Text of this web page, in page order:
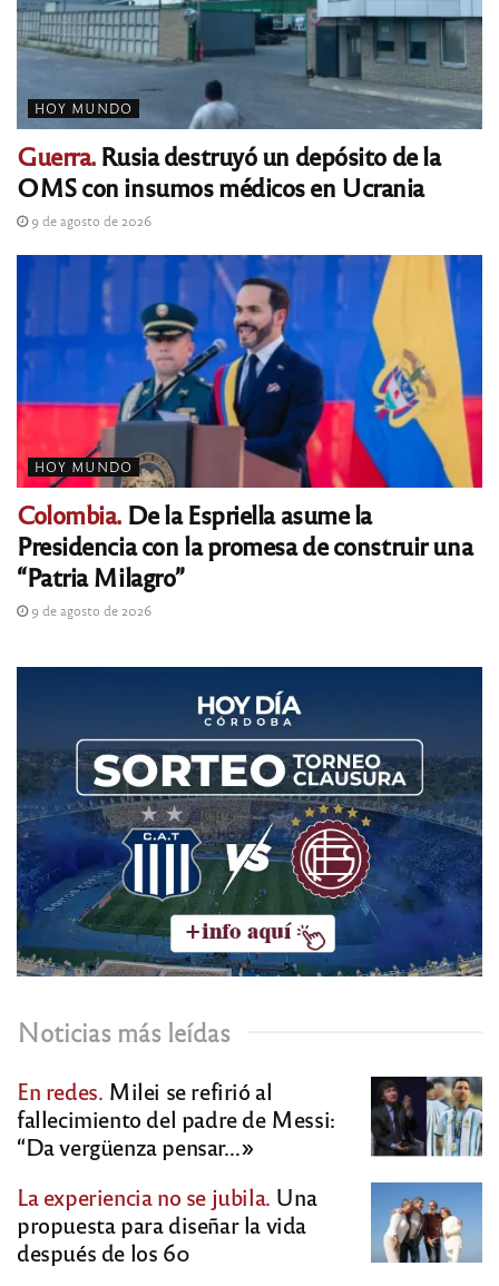
HOY MUNDO
Guerra.Rusia destruyó un depósito de la
OMS con insumos médicos en Ucrania
9 de agosto de 2026
HOY MUNDO
Colombia. De la Espriella asume la
Presidencia con la promesa de construir una
“Patria Milagro”
9 de agosto de 2026
Noticias más leídas
En redes. Milei se refirió al
fallecimiento del padre de Messi:
“Da vergüenza pensar…»
La experiencia no se jubila. Una
propuesta para diseñar la vida
después de los 60